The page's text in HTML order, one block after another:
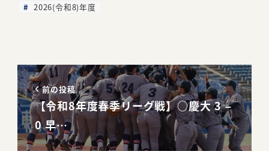
2026(令和8)年度
前の投稿
【令和8年度春季リーグ戦】○慶大 3 –
0 早…